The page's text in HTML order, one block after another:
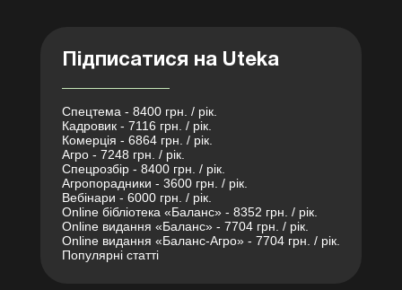
Підписатися на Uteka
Спецтема - 8400 грн. / рік.
Кадровик - 7116 грн. / рік.
Комерція - 6864 грн. / рік.
Агро - 7248 грн. / рік.
Спецрозбір - 8400 грн. / рік.
Агропорадники - 3600 грн. / рік.
Вебінари - 6000 грн. / рік.
Online бібліотека «Баланс» - 8352 грн. / рік.
Online видання «Баланс» - 7704 грн. / рік.
Online видання «Баланс-Агро» - 7704 грн. / рік.
Популярні статті